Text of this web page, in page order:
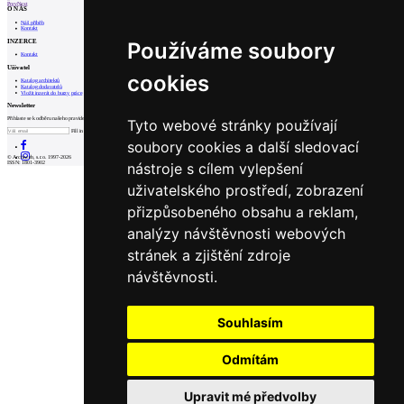
Používáme soubory
cookies
Tyto webové stránky používají
soubory cookies a další sledovací
nástroje s cílem vylepšení
uživatelského prostředí, zobrazení
přizpůsobeného obsahu a reklam,
analýzy návštěvnosti webových
stránek a zjištění zdroje
návštěvnosti.
Souhlasím
Odmítám
Upravit mé předvolby
PrevNext
O NÁS
Náš příběh
Kontakt
INZERCE
Kontakt
Uživatel
Katalog architektů
Katalog dodavatelů
Vložit inzerát do burzy práce
Newsletter
Přihlaste se k odběru našeho pravidelného týdenního newsletteru:
Fill in „nospam“
© Archiweb, s.r.o. 1997-2026
ISSN: 1801-3902